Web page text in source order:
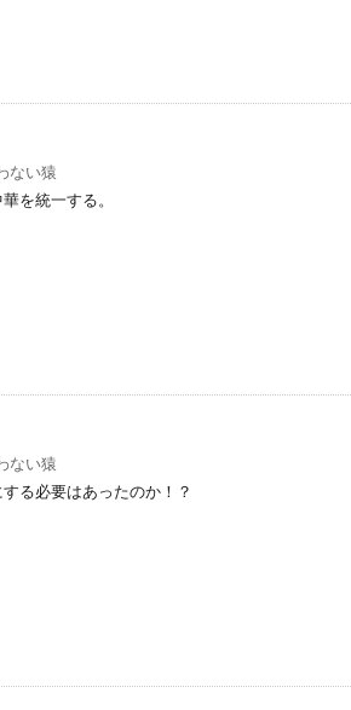
ない猿
を統一する。
ない猿
る必要はあったのか！？